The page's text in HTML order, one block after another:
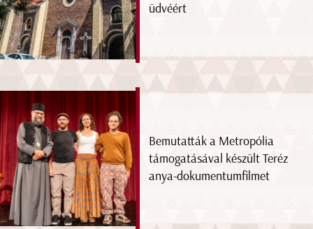
üdvéért
Bemutatták a Metropólia
támogatásával készült Teréz
anya-dokumentumfilmet